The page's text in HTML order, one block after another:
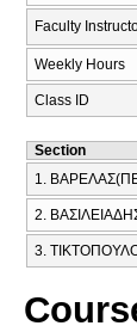
Faculty
Weekly Hours
Class ID
Section
1.
2.
3.